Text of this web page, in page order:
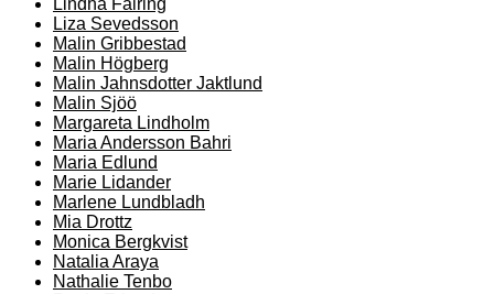
Lindha Fairing
Liza Sevedsson
Malin Gribbestad
Malin Högberg
Malin Jahnsdotter Jaktlund
Malin Sjöö
Margareta Lindholm
Maria Andersson Bahri
Maria Edlund
Marie Lidander
Marlene Lundbladh
Mia Drottz
Monica Bergkvist
Natalia Araya
Nathalie Tenbo